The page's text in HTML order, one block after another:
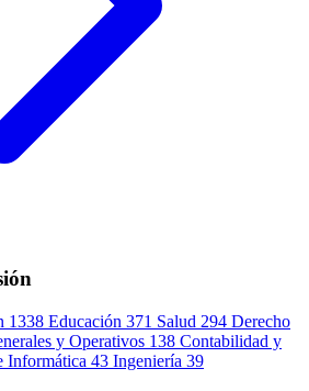
1338 Educación 371 Salud 294 Derecho
y Operativos 138 Contabilidad y
Informática 43 Ingeniería 39